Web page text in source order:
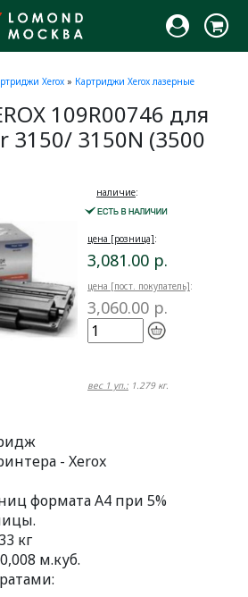
Xerox » Картриджи Xerox лазерные
109R00746 для
3150/ 3150N (3500
наличие:
цена [розница]:
3,081.00 р.
цена [пост. покупатель]:
3,060.00 р.
вес 1 уп.: 1.279 кг.
- Xerox
формата А4 при 5%
кг
м.куб.